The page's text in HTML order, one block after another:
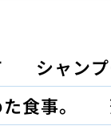
シャン
食事。